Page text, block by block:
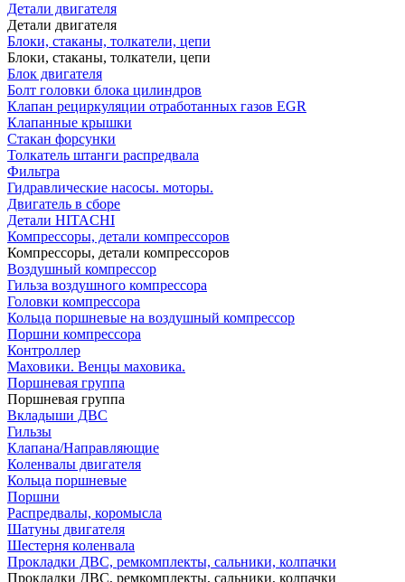
Детали двигателя
Детали двигателя
Блоки, стаканы, толкатели, цепи
Блоки, стаканы, толкатели, цепи
Блок двигателя
Болт головки блока цилиндров
Клапан рециркуляции отработанных газов EGR
Клапанные крышки
Стакан форсунки
Толкатель штанги распредвала
Фильтра
Гидравлические насосы. моторы.
Двигатель в сборе
Детали HITACHI
Компрессоры, детали компрессоров
Компрессоры, детали компрессоров
Воздушный компрессор
Гильза воздушного компрессора
Головки компрессора
Кольца поршневые на воздушный компрессор
Поршни компрессора
Контроллер
Маховики. Венцы маховика.
Поршневая группа
Поршневая группа
Вкладыши ДВС
Гильзы
Клапана/Направляющие
Коленвалы двигателя
Кольца поршневые
Поршни
Распредвалы, коромысла
Шатуны двигателя
Шестерня коленвала
Прокладки ДВС, ремкомплекты, сальники, колпачки
Прокладки ДВС, ремкомплекты, сальники, колпачки